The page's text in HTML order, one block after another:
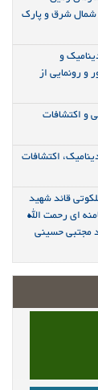
شمال شرق و پارک
و
و رونمایی از
و اکتشافات
اکتشافات
قائد شهید
ای رحمت الله
مجتبی حسینی